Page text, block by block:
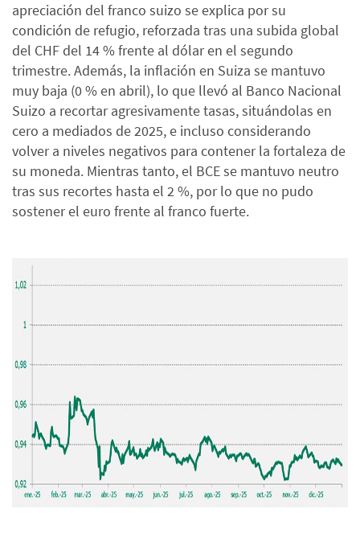
apreciación del franco suizo se explica por su
condición de refugio, reforzada tras una subida global
del CHF del 14 % frente al dólar en el segundo
trimestre. Además, la inflación en Suiza se mantuvo
muy baja (0 % en abril), lo que llevó al Banco Nacional
Suizo a recortar agresivamente tasas, situándolas en
cero a mediados de 2025, e incluso considerando
volver a niveles negativos para contener la fortaleza de
su moneda. Mientras tanto, el BCE se mantuvo neutro
tras sus recortes hasta el 2 %, por lo que no pudo
sostener el euro frente al franco fuerte.